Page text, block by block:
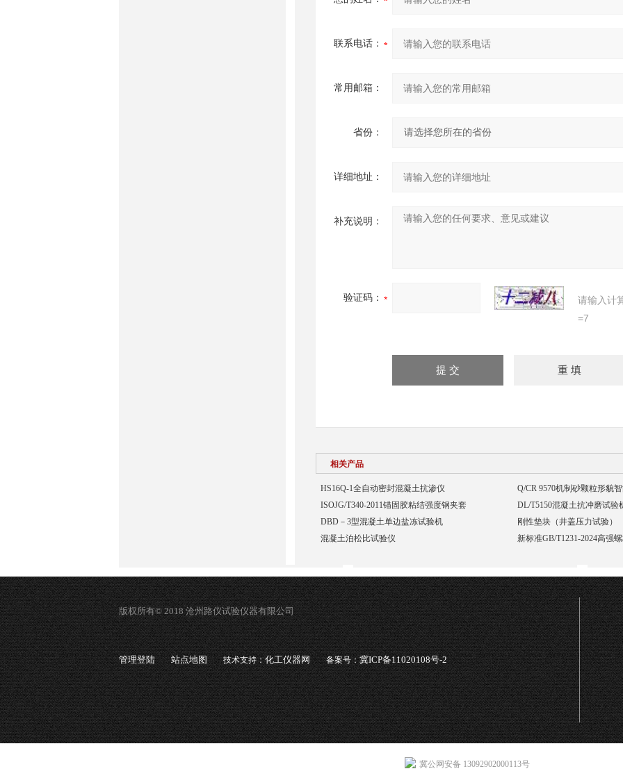
联系电话：
常用邮箱：
省份：
详细地址：
补充说明：
验证码：
请输入计
=7
相关产品
HS16Q-1全自动密封混凝土抗渗仪
Q/CR 9570机制砂颗粒形貌
ISOJG/T340-2011锚固胶粘结强度钢夹套
DL/T5150混凝土抗冲磨试验
DBD－3型混凝土单边盐冻试验机
刚性垫块（井盖压力试验）
混凝土泊松比试验仪
新标准GB/T1231-2024高强
版权所有© 2018 沧州路仪试验仪器有限公司
管理登陆 站点地图 技术支持：化工仪器网 备案号：冀ICP备11020108号-2
冀公网安备 13092902000113号